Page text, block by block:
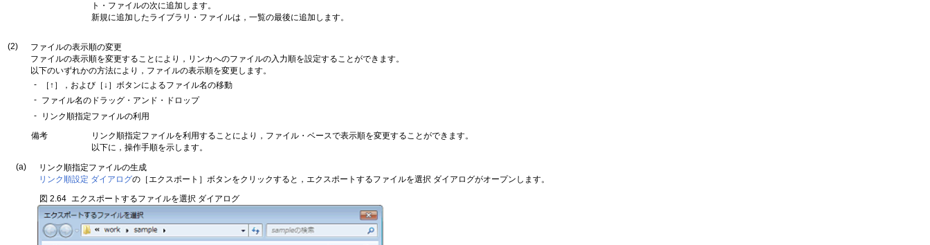
ト・ファイルの次に追加します。
新規に追加したライブラリ・ファイルは，一覧の最後に追加します。
(2)
ファイルの表示順の変更
ファイルの表示順を変更することにより，リンカへのファイルの入力順を設定することができます。
以下のいずれかの方法により，ファイルの表示順を変更します。
-
［↑］，および［↓］ボタンによるファイル名の移動
- ファイル名のドラッグ・アンド・ドロップ
-
リンク順指定ファイルの利用
備考
リンク順指定ファイルを利用することにより，ファイル・ベースで表示順を変更することができます。
以下に，操作手順を示します。
(a)
リンク順指定ファイルの生成
リンク順設定 ダイアログの［エクスポート］ボタンをクリックすると，エクスポートするファイルを選択 ダイアログがオープンします。
図 2.64 エクスポートするファイルを選択 ダイアログ